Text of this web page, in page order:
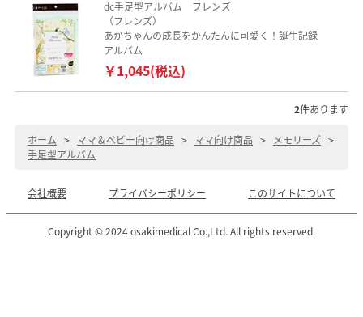
dc手足型アルバム フレンズ
（フレンズ）
あかちゃんの成長をかんたんに可愛く！誕生記録
アルバム
￥1,045(税込)
2件あります
ホーム > ママ＆ベビー向け商品 > ママ向け商品 > メモリーズ >
手足型アルバム
会社概要 プライバシーポリシー このサイトについて
Copyright © 2024 osakimedical Co.,Ltd. All rights reserved.